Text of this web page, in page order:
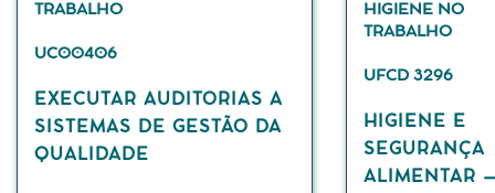
TRABALHO
UC00406
EXECUTAR AUDITORIAS A
SISTEMAS DE GESTÃO DA
QUALIDADE
HIGIENE NO
TRABALHO
UFCD 3296
HIGIENE E
SEGURANÇA
ALIMENTAR